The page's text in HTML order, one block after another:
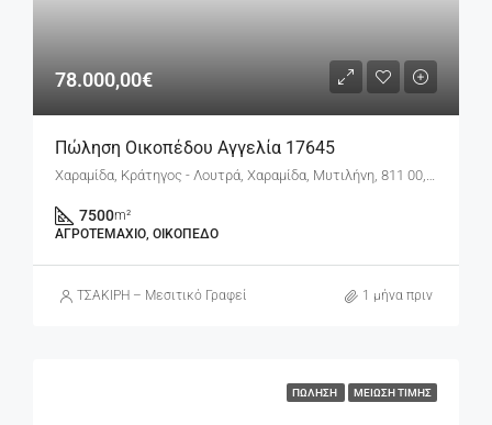
78.000,00€
Πώληση Οικοπέδου Αγγελία 17645
Χαραμίδα, Κράτηγος - Λουτρά, Χαραμίδα, Μυτιλήνη, 811 00, Ελλάδα
7500m²
ΑΓΡΟΤΕΜΆΧΙΟ, ΟΙΚΌΠΕΔΟ
ΤΣΑΚΙΡΗ – Μεσιτικό Γραφείο 1 μήνα πριν
ΠΏΛΗΣΗ ΜΕΊΩΣΗ ΤΙΜΉΣ